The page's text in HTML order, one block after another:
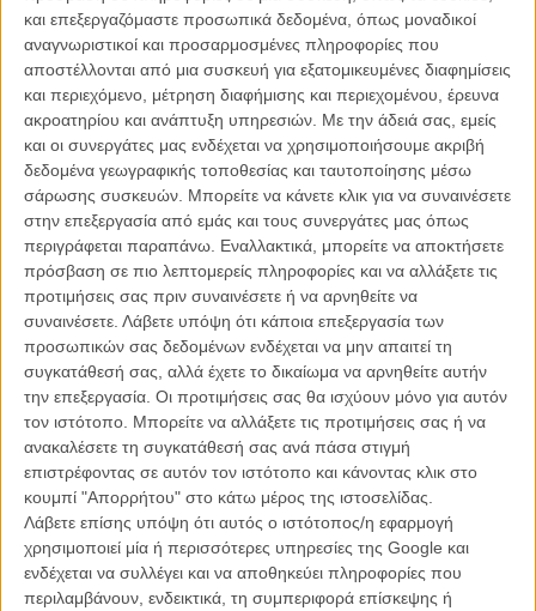
και επεξεργαζόμαστε προσωπικά δεδομένα, όπως μοναδικοί
αναγνωριστικοί και προσαρμοσμένες πληροφορίες που
αποστέλλονται από μια συσκευή για εξατομικευμένες διαφημίσεις
και περιεχόμενο, μέτρηση διαφήμισης και περιεχομένου, έρευνα
ακροατηρίου και ανάπτυξη υπηρεσιών. Με την άδειά σας, εμείς
και οι συνεργάτες μας ενδέχεται να χρησιμοποιήσουμε ακριβή
δεδομένα γεωγραφικής τοποθεσίας και ταυτοποίησης μέσω
σάρωσης συσκευών. Μπορείτε να κάνετε κλικ για να συναινέσετε
στην επεξεργασία από εμάς και τους συνεργάτες μας όπως
περιγράφεται παραπάνω. Εναλλακτικά, μπορείτε να αποκτήσετε
πρόσβαση σε πιο λεπτομερείς πληροφορίες και να αλλάξετε τις
προτιμήσεις σας πριν συναινέσετε ή να αρνηθείτε να
συναινέσετε. Λάβετε υπόψη ότι κάποια επεξεργασία των
προσωπικών σας δεδομένων ενδέχεται να μην απαιτεί τη
συγκατάθεσή σας, αλλά έχετε το δικαίωμα να αρνηθείτε αυτήν
την επεξεργασία. Οι προτιμήσεις σας θα ισχύουν μόνο για αυτόν
τον ιστότοπο. Μπορείτε να αλλάξετε τις προτιμήσεις σας ή να
ανακαλέσετε τη συγκατάθεσή σας ανά πάσα στιγμή
επιστρέφοντας σε αυτόν τον ιστότοπο και κάνοντας κλικ στο
κουμπί "Απορρήτου" στο κάτω μέρος της ιστοσελίδας.
Λάβετε επίσης υπόψη ότι αυτός ο ιστότοπος/η εφαρμογή
χρησιμοποιεί μία ή περισσότερες υπηρεσίες της Google και
ενδέχεται να συλλέγει και να αποθηκεύει πληροφορίες που
περιλαμβάνουν, ενδεικτικά, τη συμπεριφορά επίσκεψης ή
Υποψηφιότητες!
ΝΕΑ /12 ΜΑΡ 2013/ Flix Team
Τι είναι λάθος με τα βραβεία της Ελληνικής
Ακαδημίας Κινηματογράφου;
13 ΜΑΡ 2013 / Μανώλης Κρανάκης
Βραβεία Ελληνικής Ακαδημίας Κινηματογράφου 2013:
Το Flix προβλέπει τους νικητές
ΘΕΜΑΤΑ /01 ΑΠΡ 2013/ Flix Team
Βραβεία Ελληνικής Ακαδημίας Κινηματογράφου 2013:
Το Flix μεταδίδει ζωντανά από την απονομή
/ 02 ΑΠΡ 2013 / Flix Team
Strike a pose: οι νικητές των Βραβείων 2013 της
Ελληνικής Ακαδημίας Κινηματογράφου
φωτογραφίζονται
ΝΕΑ /03 ΑΠΡ 2013/ Flix Team